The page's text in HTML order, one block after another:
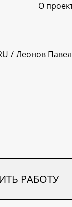
О
Леонов
РАБОТУ